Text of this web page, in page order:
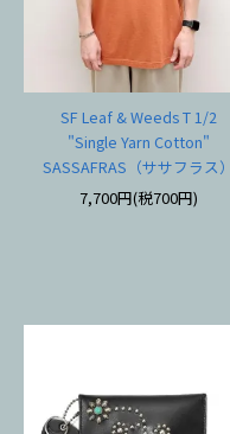
SF Leaf & Weeds T 1/2
"Single Yarn Cotton"
SASSAFRAS（ササフラス）
7,700円(税700円)